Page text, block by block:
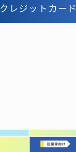
クレジットカード
クレジットカード